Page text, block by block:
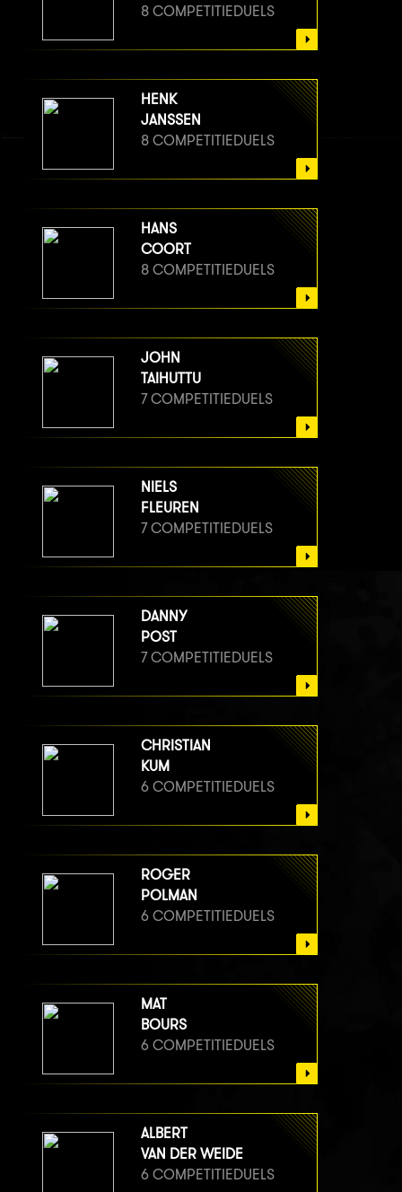
8 COMPETITIEDUELS
HENK
JANSSEN
8 COMPETITIEDUELS
HANS
COORT
8 COMPETITIEDUELS
JOHN
TAIHUTTU
7 COMPETITIEDUELS
NIELS
FLEUREN
7 COMPETITIEDUELS
DANNY
POST
7 COMPETITIEDUELS
CHRISTIAN
KUM
6 COMPETITIEDUELS
ROGER
POLMAN
6 COMPETITIEDUELS
MAT
BOURS
6 COMPETITIEDUELS
ALBERT
VAN DER WEIDE
6 COMPETITIEDUELS